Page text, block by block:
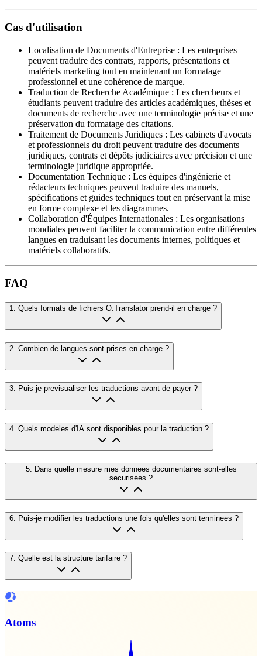
Cas d'utilisation
Localisation de Documents d'Entreprise : Les entreprises
peuvent traduire des contrats, rapports, présentations et
matériels marketing tout en maintenant un formatage
professionnel et une cohérence de marque.
Traduction de Recherche Académique : Les chercheurs et
étudiants peuvent traduire des articles académiques, thèses et
documents de recherche avec une terminologie précise et une
préservation du formatage des citations.
Traitement de Documents Juridiques : Les cabinets d'avocats
et professionnels du droit peuvent traduire des documents
juridiques, contrats et dépôts judiciaires avec précision et une
terminologie juridique appropriée.
Documentation Technique : Les équipes d'ingénierie et
rédacteurs techniques peuvent traduire des manuels,
spécifications et guides techniques tout en préservant la mise
en forme complexe et les diagrammes.
Collaboration d'Équipes Internationales : Les organisations
mondiales peuvent faciliter la communication entre différentes
langues en traduisant les documents internes, politiques et
matériels collaboratifs.
FAQ
1 Quels formats de fichiers O.Translator prend-il en charge ?
2 Combien de langues sont prises en charge ?
3. Puis-je previsualiser les traductions avant de payer ?
4. Quels modeles d'IA sont disponibles pour la traduction ?
5.
Dans quelle mesure mes donnees documentaires sont-elles
securisees ?
6 Puis-je modifier les traductions une fois qu'elles sont terminees ?
7. Quelle est la structure tarifaire ?
Atoms